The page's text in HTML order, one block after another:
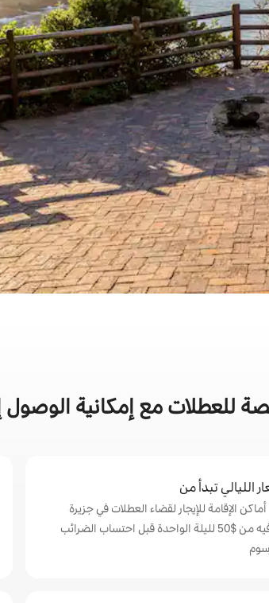
اللمس أو السحب.
للعطلات مع إمكانية الوصول
الليالي تبدأ من
أماكن الإقامة للإيجار لقضاء العطلات في جزيرة
الترفيه من $‏50 لليلة الواحدة قبل احتساب الضرائب